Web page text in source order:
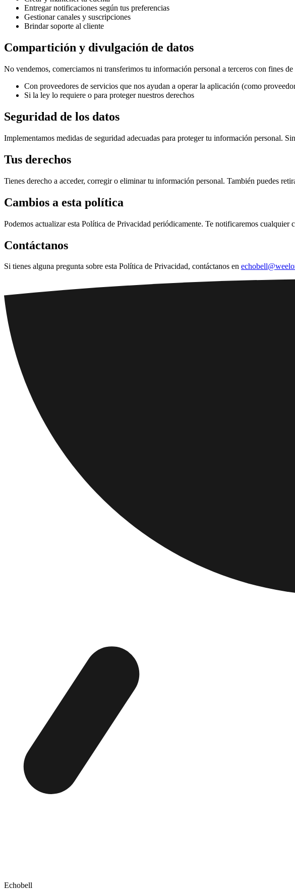
Entregar notificaciones según tus preferencias
Gestionar canales y suscripciones
Brindar soporte al cliente
Compartición y divulgación de datos
No vendemos, comerciamos ni transferimos tu información personal a terceros con fines
Con proveedores de servicios que nos ayudan a operar la aplicación (como
Si la ley lo requiere o para proteger nuestros derechos
Seguridad de los datos
Implementamos medidas de seguridad adecuadas para proteger tu información personal.
Tus derechos
Tienes derecho a acceder, corregir o eliminar tu información personal. También puedes
Cambios a esta política
Podemos actualizar esta Política de Privacidad periódicamente. Te notificaremos
Contáctanos
Si tienes alguna pregunta sobre esta Política de Privacidad, contáctanos en
Echobell